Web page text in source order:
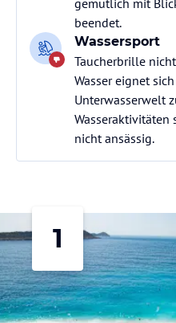
beendet.
Wassersport
Taucherbrille
Wasser eignet
Unterwasserwelt
Wasseraktivitäten
nicht ansässig.
1